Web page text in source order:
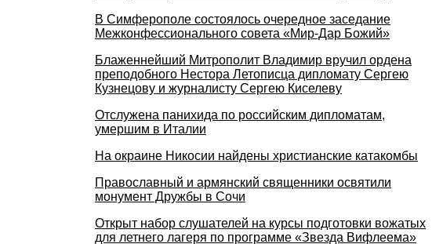
В Симферополе состоялось очередное заседание
Межконфессионального совета «Мир-Дар Божий»
Блаженнейший Митрополит Владимир вручил ордена
преподобного Нестора Летописца дипломату Сергею
Кузнецову и журналисту Сергею Киселеву
Отслужена панихида по российским дипломатам,
умершим в Италии
На окраине Никосии найдены христианские катакомбы
Православный и армянский священники освятили
монумент Дружбы в Сочи
Открыт набор слушателей на курсы подготовки вожатых
для летнего лагеря по программе «Звезда Вифлеема»